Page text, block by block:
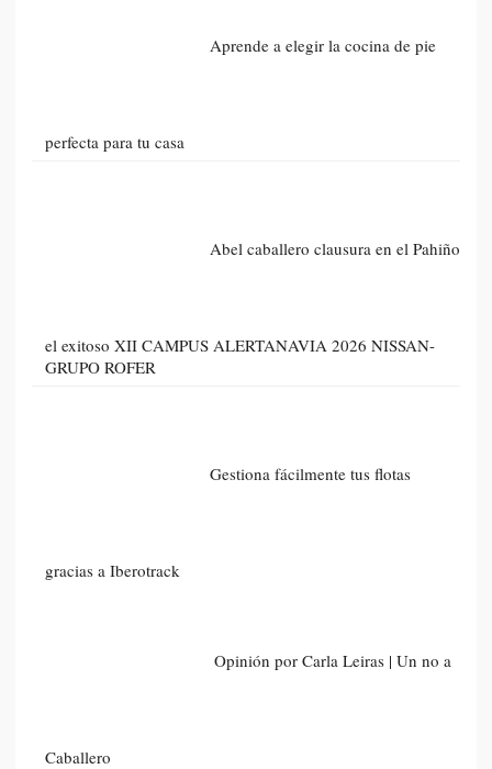
Aprende a elegir la cocina de pie
perfecta para tu casa
Abel caballero clausura en el Pahiño
el exitoso XII CAMPUS ALERTANAVIA 2026 NISSAN-
GRUPO ROFER
Gestiona fácilmente tus flotas
gracias a Iberotrack
Opinión por Carla Leiras | Un no a
Caballero